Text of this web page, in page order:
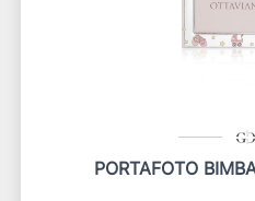
PORTAFOTO